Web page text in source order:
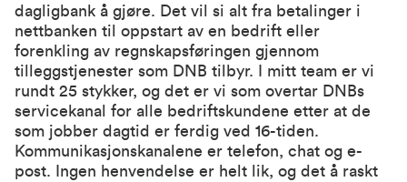
dagligbank å gjøre. Det vil si alt fra betalinger i
nettbanken til oppstart av en bedrift eller
forenkling av regnskapsføringen gjennom
tilleggstjenester som DNB tilbyr. I mitt team er vi
rundt 25 stykker, og det er vi som overtar DNBs
servicekanal for alle bedriftskundene etter at de
som jobber dagtid er ferdig ved 16-tiden.
Kommunikasjonskanalene er telefon, chat og e-
post. Ingen henvendelse er helt lik, og det å raskt